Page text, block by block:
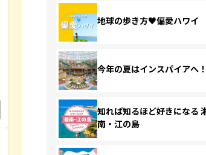
地球の歩き方♥偏愛ハワイ
今年の夏はインスパイアへ！
知れば知るほど好きになる
南・江の島